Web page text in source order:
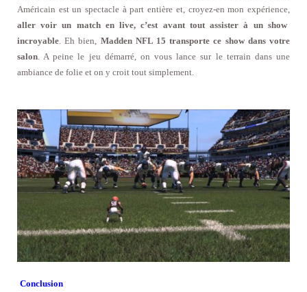
Américain est un spectacle à part entière et, croyez-en mon expérience,
aller voir un match en live, c’est avant tout assister à un show
incroyable. Eh bien, Madden NFL 15 transporte ce show dans votre
salon. A peine le jeu démarré, on vous lance sur le terrain dans une
ambiance de folie et on y croit tout simplement.
Conclusion